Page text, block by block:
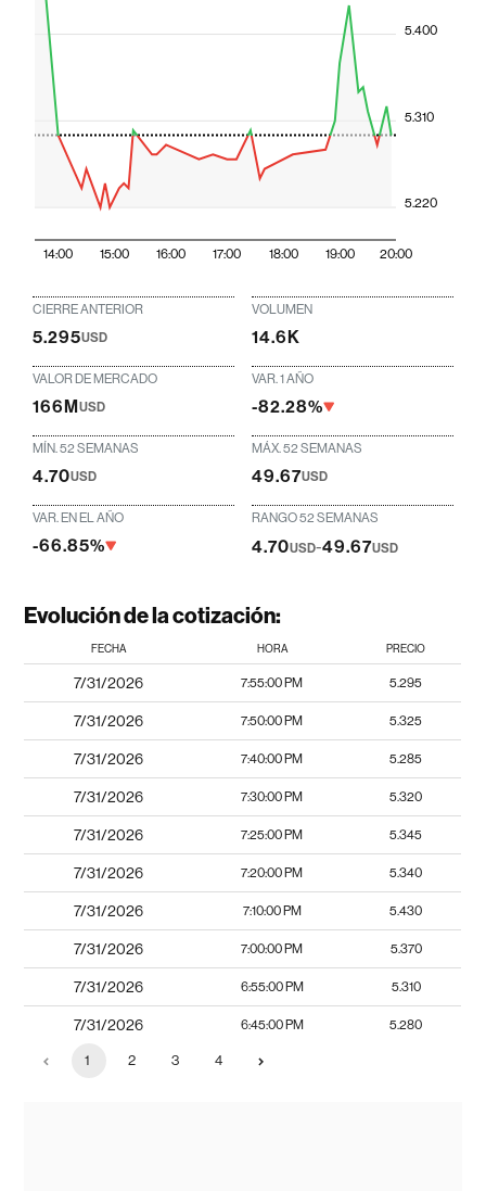
14:00 15:00 16:00 17:00 18:00 19:00 20:00
5.220
5.310
5.400
CIERRE ANTERIOR
5.295USD
VOLUMEN
14.6K
VALOR DE MERCADO
166MUSD
VAR. 1 AÑO
-82.28%
MÍN. 52 SEMANAS
4.70USD
MÁX. 52 SEMANAS
49.67USD
VAR. EN EL AÑO
-66.85%
RANGO 52 SEMANAS
4.70USD-49.67USD
Evolución de la cotización:
FECHA HORA PRECIO
7/31/2026 7:55:00 PM 5.295
7/31/2026 7:50:00 PM 5.325
7/31/2026 7:40:00 PM 5.285
7/31/2026 7:30:00 PM 5.320
7/31/2026 7:25:00 PM 5.345
7/31/2026 7:20:00 PM 5.340
7/31/2026 7:10:00 PM 5.430
7/31/2026 7:00:00 PM 5.370
7/31/2026 6:55:00 PM 5.310
7/31/2026 6:45:00 PM 5.280
1 2 3 4